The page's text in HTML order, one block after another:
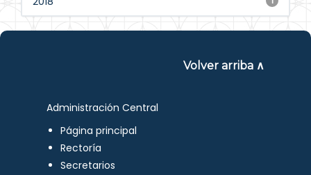
Volver arriba ∧
Administración Central
Página principal
Rectoría
Secretarios